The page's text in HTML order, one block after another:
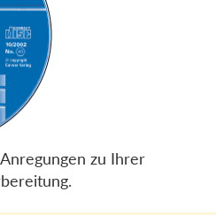
zu Ihrer